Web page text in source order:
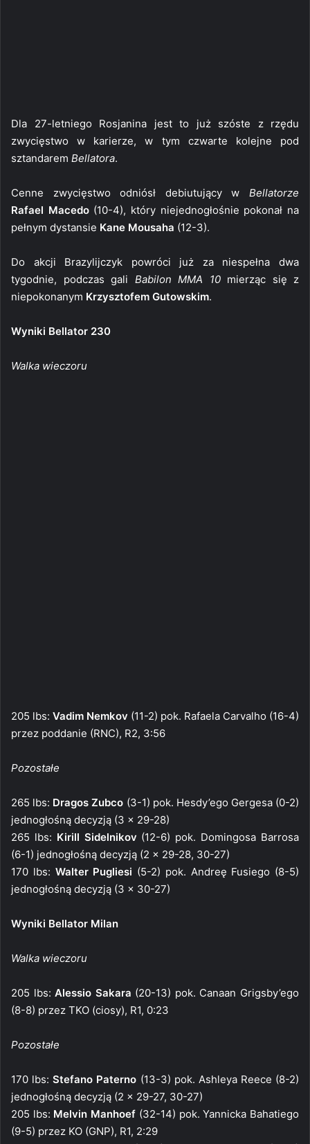
Dla 27-letniego Rosjanina jest to już szóste z rzędu
zwycięstwo w karierze, w tym czwarte kolejne pod
sztandarem Bellatora.
Cenne zwycięstwo odniósł debiutujący w Bellatorze
Rafael Macedo(10-4), który niejednogłośnie pokonał na
pełnym dystansie Kane Mousaha (12-3).
Do akcji Brazylijczyk powróci już za niespełna dwa
tygodnie, podczas gali Babilon MMA 10mierząc się z
niepokonanym Krzysztofem Gutowskim.
Wyniki Bellator 230
Walka wieczoru
205 lbs: Vadim Nemkov (11-2) pok. Rafaela Carvalho (16-4)
przez poddanie (RNC), R2, 3:56
Pozostałe
265 lbs: Dragos Zubco (3-1) pok. Hesdy’ego Gergesa (0-2)
jednogłośną decyzją (3 x 29-28)
265 lbs: Kirill Sidelnikov (12-6) pok. Domingosa Barrosa
(6-1) jednogłośną decyzją (2 x 29-28, 30-27)
170 lbs: Walter Pugliesi (5-2) pok. Andreę Fusiego (8-5)
jednogłośną decyzją (3 x 30-27)
Wyniki Bellator Milan
Walka wieczoru
205 lbs:Alessio Sakara (20-13) pok. Canaan Grigsby’ego
(8-8) przez TKO (ciosy), R1, 0:23
Pozostałe
170 lbs:Stefano Paterno (13-3) pok. Ashleya Reece (8-2)
jednogłośną decyzją (2 x 29-27, 30-27)
205 lbs: Melvin Manhoef (32-14) pok. Yannicka Bahatiego
(9-5) przez KO (GNP), R1, 2:29